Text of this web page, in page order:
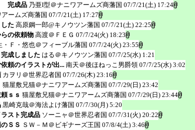
完成品 乃亜I型＠ナニワアームズ商藩国 07/7/21(土) 17:24
ームズ商藩国 07/7/21(土) 17:27
た 高原鋼一郎@キノウツン藩国 07/7/21(土) 22:25
の依頼物高渡＠ＦＥＧ 07/7/24(火) 18:23
・Ｆ・悠也＠フィーブル藩国 07/7/24(火) 23:55
成しました はる＠キノウツン藩国 07/7/25(水) 1:21
頼のイラストが出... 南天＠後ほねっこ男爵領 07/7/25(水) 3:02
カヲリ＠世界忍者国 07/7/26(木) 23:16
猫屋敷兄猫＠ナニワアームズ商藩国 07/7/29(日) 23:42
ｓｓ 猫屋敷兄猫＠ナニワアームズ商藩国 07/7/29(日) 23:44
黒崎克哉＠海法よけ藩国 07/7/30(月) 5:20
スト完成品 ソーニャ＠世界忍者国 07/7/31(火) 20:22
ＳＳ ＳＷ－Ｍ＠ビギナーズ王国 07/8/4(土) 3:46